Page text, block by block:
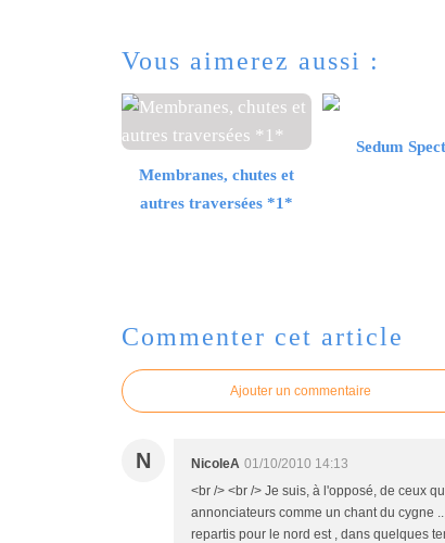
Vous aimerez aussi :
Membranes, chutes et
autres traversées *1*
Sedum
Commenter cet article
Ajouter un commentaire
N NicoleA 01/10/2010 14:13
<br /> <br /> Je suis, à l'opposé, de ceux
annonciateurs comme un chant du cygne
repartis pour le nord est , dans quelques